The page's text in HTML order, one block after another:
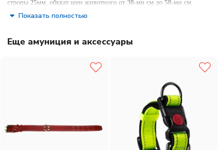
стропы 25мм, обхват шеи животного от 38-ми см до 58-ми см.
Предназначен для ежедневного выгула животного.
Показать полностью
Еще амуниция и аксессуары